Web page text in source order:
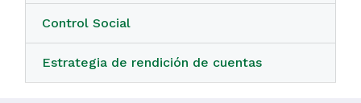
Control Social
Estrategia de rendición de cuentas